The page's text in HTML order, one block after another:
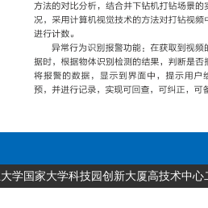
大学国家大学科技园创新大厦高技术